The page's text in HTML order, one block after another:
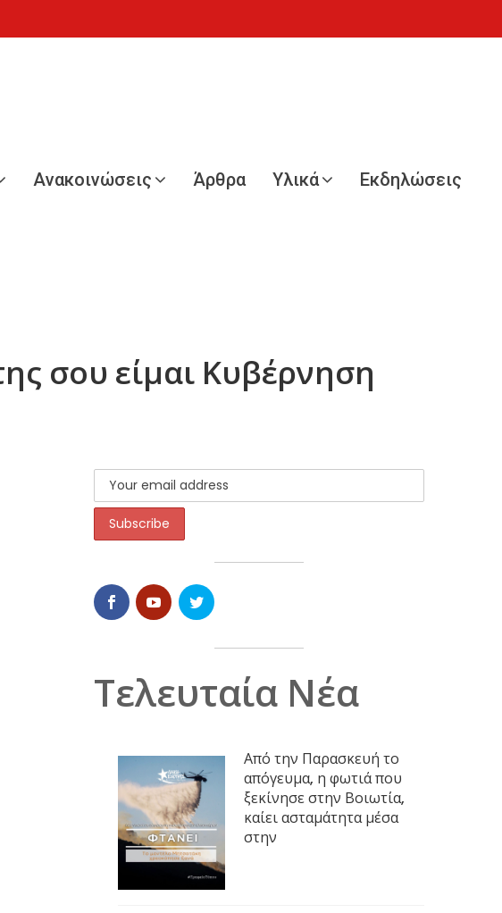
Ανακοινώσεις Άρθρα Υλικά Εκδηλώσεις
σου είμαι Κυβέρνηση
Τελευταία Νέα
Από την Παρασκευή το
απόγευμα, η φωτιά που
ξεκίνησε στην Βοιωτία,
καίει ασταμάτητα μέσα
στην